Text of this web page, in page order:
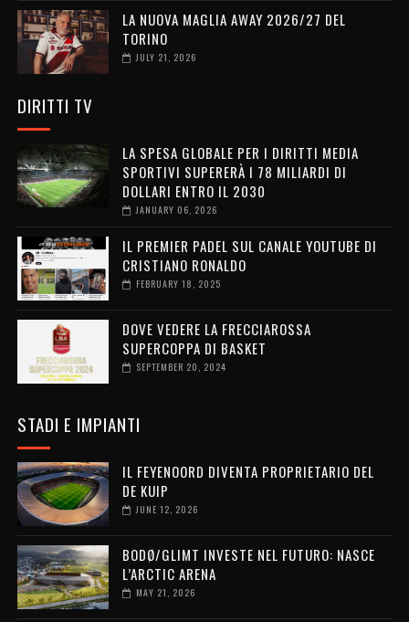
LA NUOVA MAGLIA AWAY 2026/27 DEL
TORINO
JULY 21, 2026
DIRITTI TV
LA SPESA GLOBALE PER I DIRITTI MEDIA
SPORTIVI SUPERERÀ I 78 MILIARDI DI
DOLLARI ENTRO IL 2030
JANUARY 06, 2026
IL PREMIER PADEL SUL CANALE YOUTUBE DI
CRISTIANO RONALDO
FEBRUARY 18, 2025
DOVE VEDERE LA FRECCIAROSSA
SUPERCOPPA DI BASKET
SEPTEMBER 20, 2024
STADI E IMPIANTI
IL FEYENOORD DIVENTA PROPRIETARIO DEL
DE KUIP
JUNE 12, 2026
BODØ/GLIMT INVESTE NEL FUTURO: NASCE
L’ARCTIC ARENA
MAY 21, 2026